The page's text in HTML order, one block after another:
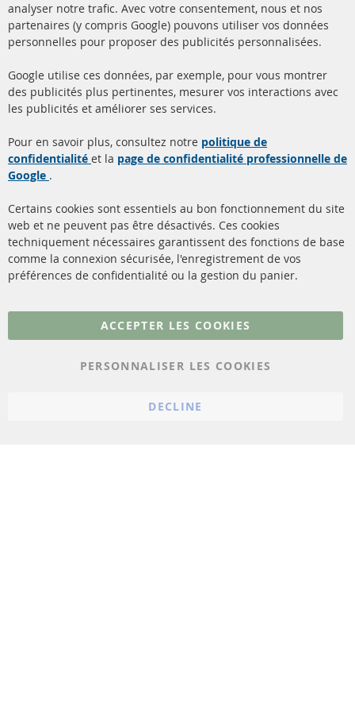
+49 (0) 4533 799000
info@contra-automotive.de
facebook
instagram
Filtres à particules diesel
(FPD)
Catalyseur (CAT)
Capteurs
Matériel de montage
à propos de nous
livraison
Contact
Résilier le contrat
Plus de liens
Conditions générales
analyser notre trafic. Avec votre consentement, nous et nos
partenaires (y compris Google) pouvons utiliser vos données
personnelles pour proposer des publicités personnalisées.
Google utilise ces données, par exemple, pour vous montrer
des publicités plus pertinentes, mesurer vos interactions avec
les publicités et améliorer ses services.
Pour en savoir plus, consultez notre politique de
confidentialité et la page de confidentialité professionnelle de
Google .
Certains cookies sont essentiels au bon fonctionnement du site
web et ne peuvent pas être désactivés. Ces cookies
techniquement nécessaires garantissent des fonctions de base
comme la connexion sécurisée, l'enregistrement de vos
préférences de confidentialité ou la gestion du panier.
ACCEPTER LES COOKIES
PERSONNALISER LES COOKIES
DECLINE